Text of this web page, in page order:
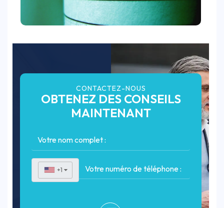
CONTACTEZ-NOUS
OBTENEZ DES CONSEILS
MAINTENANT
+1 ▼